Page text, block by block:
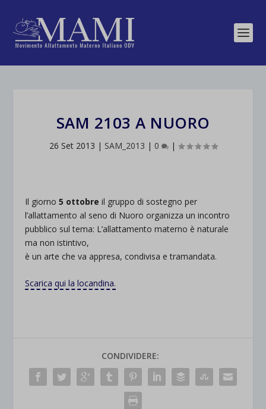
SAM 2103 A NUORO
26 Set 2013 | SAM_2013 | 0 |
Il giorno5 ottobre il gruppo di sostegno per
l’allattamento al seno di Nuoro organizza un incontro
pubblico sul tema: L’allattamento materno è naturale
ma non istintivo,
è un arte che va appresa, condivisa e tramandata.
Scarica qui la locandina.
CONDIVIDERE: